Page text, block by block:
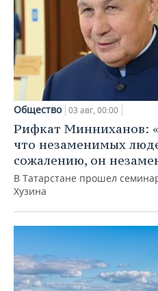
Общество 03 авг, 00:00
Рифкат Минниханов:
что незаменимых
сожалению, он
В Татарстане прошел
Хузина